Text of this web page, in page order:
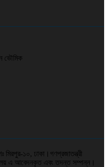
ভৌমিক
মিরপুর-১০, ঢাকা।গণপ্রজাতন্ত্রী
এ আবেদনকৃত এবং তদন্ত সম্পন্ন।